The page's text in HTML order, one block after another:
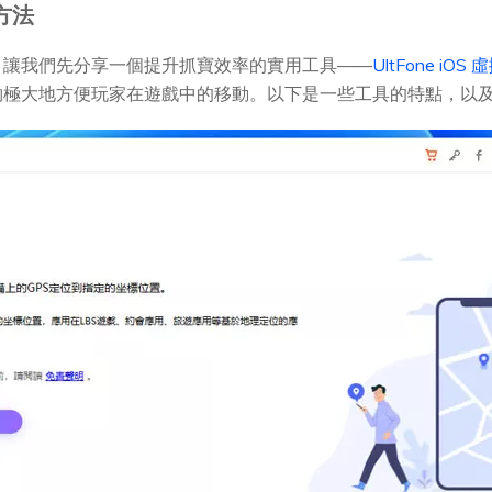
法
讓我們先分享一個提升抓寶效率的實用工具——UltFone iOS
大地方便玩家在遊戲中的移動。以下是一些工具的特點，以